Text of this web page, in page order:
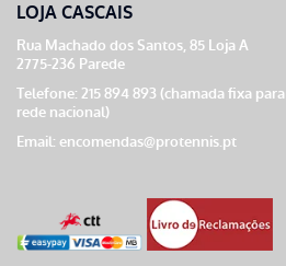
LOJA CASCAIS
Rua Machado dos Santos, 85 Loja A
2775-236 Parede
Telefone: 215 894 893 (chamada fixa para
rede nacional)
Email: encomendas@protennis.pt